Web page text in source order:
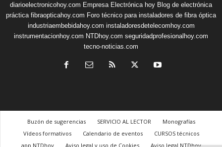
diarioelectronicohoy.com Empresa Electrónica hoy Blog de electrónica
práctica fibraopticahoy.com Foro técnico para instaladores de fibra óptica
industriaembebidahoy.com instaladoresdetelecomhoy.com
instrumentacionhoy.com NTDhoy.com seguridadprofesionalhoy.com
tecno-noticias.com
Buzón de sugerencias SERVICIO AL LECTOR
Monografías
Vídeos formativos
Calendario de eventos
CURSOS técnicos
app NTDhoy
Aviso legal y uso de Cookies Aviso legal NTDhoy